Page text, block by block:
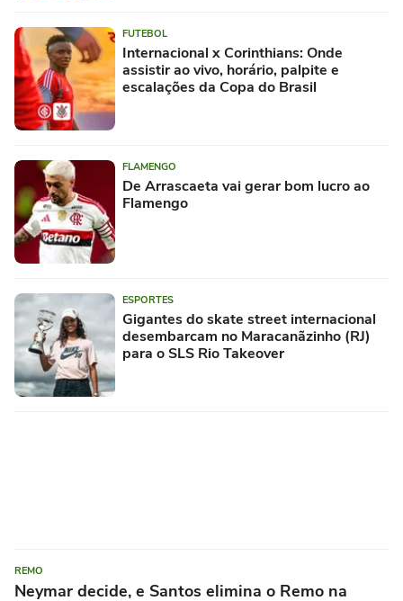
FUTEBOL
Internacional x Corinthians: Onde
assistir ao vivo, horário, palpite e
escalações da Copa do Brasil
FLAMENGO
De Arrascaeta vai gerar bom lucro ao
Flamengo
ESPORTES
Gigantes do skate street internacional
desembarcam no Maracanãzinho (RJ)
para o SLS Rio Takeover
REMO
Neymar decide, e Santos elimina o Remo na